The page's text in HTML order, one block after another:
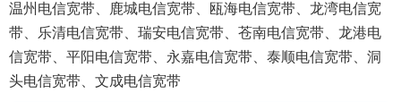
温州电信宽带、鹿城电信宽带、瓯海电信宽带、龙湾电信宽
带、乐清电信宽带、瑞安电信宽带、苍南电信宽带、龙港电
信宽带、平阳电信宽带、永嘉电信宽带、泰顺电信宽带、洞
头电信宽带、文成电信宽带